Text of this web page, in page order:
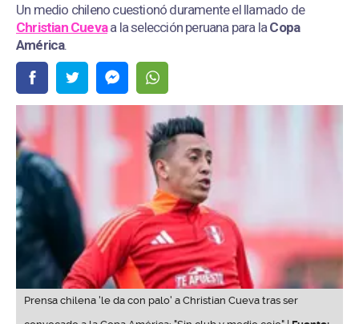
Un medio chileno cuestionó duramente el llamado de
Christian Cuevaa la selección peruana para la Copa
América.
Prensa chilena 'le da con palo' a Christian Cueva tras ser